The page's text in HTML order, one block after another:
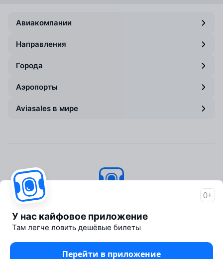
Авиакомпании
Направления
Города
Аэропорты
Aviasales в мире
Об Авиасейлс
Пресс‑центр
Travelpayouts
Партнёрская программа
0+
У нас кайфовое приложение
Там легче ловить дешёвые билеты
Перейти в приложение